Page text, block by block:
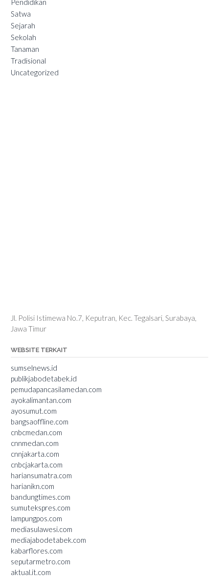
Pendidikan
Satwa
Sejarah
Sekolah
Tanaman
Tradisional
Uncategorized
Jl. Polisi Istimewa No.7, Keputran, Kec. Tegalsari, Surabaya,
Jawa Timur
WEBSITE TERKAIT
sumselnews.id
publikjabodetabek.id
pemudapancasilamedan.com
ayokalimantan.com
ayosumut.com
bangsaoffline.com
cnbcmedan.com
cnnmedan.com
cnnjakarta.com
cnbcjakarta.com
hariansumatra.com
harianikn.com
bandungtimes.com
sumutekspres.com
lampungpos.com
mediasulawesi.com
mediajabodetabek.com
kabarflores.com
seputarmetro.com
aktual.it.com